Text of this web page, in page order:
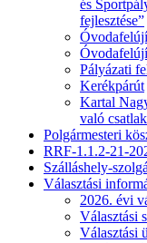
és
fejlesztése”
Pályázati
Kerékpárút
Kartal
való
Polgármesteri
RRF-1.1.2-21-
Szálláshely-
Választási
2026. évi
Választási
Választási